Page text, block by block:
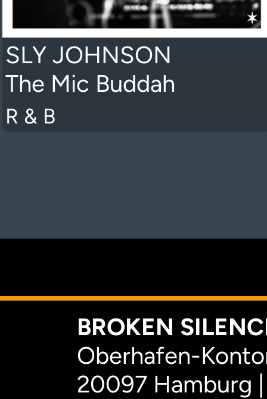
SLY JOHNSON
The Mic Buddah
R & B
BROKEN
Oberhafen-
20097 Hamburg